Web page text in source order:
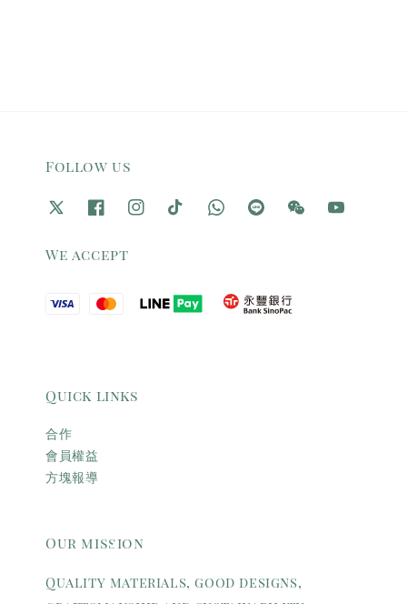
Follow us
We accept
Quick links
合作
會員權益
方塊報導
Our mission
Quality materials, good designs,